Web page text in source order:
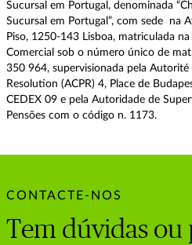
Sucursal em Portugal, denominada
Sucursal em Portugal”, com sede na
Piso, 1250-143 Lisboa, matriculada
Comercial sob o número único de
350 964, supervisionada pela
Resolution (ACPR) 4, Place de
CEDEX 09 e pela Autoridade de
Pensões com o código n. 1173.
CONTACTE-NOS
Tem dúvidas ou